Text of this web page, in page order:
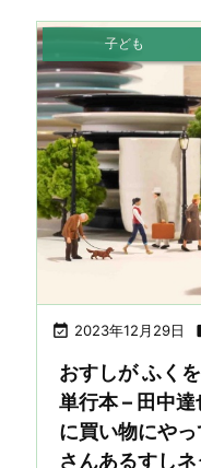
 2023年12月29日
子ども
おすしが ふく
単行本 – 田中
に買い物にや
さんあるすし